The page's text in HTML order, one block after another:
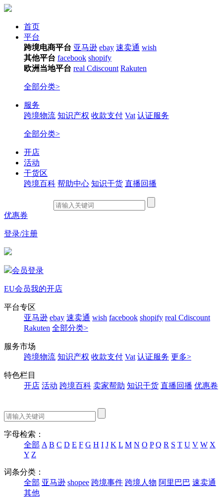
首页
平台
跨境电商平台 亚马逊 ebay 速卖通 wish
其他平台 facebook shopify
欧洲当地平台 real Cdiscount Rakuten
全部分类>
服务
跨境物流 知识产权 收款支付 Vat 认证服务
全部分类>
开店
活动
干货区
跨境百科 帮助中心 知识干货 直播回播
优惠券
登录/注册
会员登录
EU会员我的开店
平台专区
亚马逊 ebay 速卖通 wish facebook shopify real Cdiscount
Rakuten 全部分类>
服务市场
跨境物流 知识产权 收款支付 Vat 认证服务 更多>
特色栏目
开店 活动 跨境百科 卖家帮助 知识干货 直播回播 优惠卷
字母检索：
全部 A B C D E F G H I J K L M N O P Q R S T U V W X
Y Z
词条分类：
全部 亚马逊 shopee 跨境事件 跨境人物 阿里巴巴 速卖通
其他